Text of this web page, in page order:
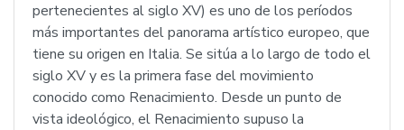
pertenecientes al siglo XV) es uno de los períodos
más importantes del panorama artístico europeo, que
tiene su origen en Italia. Se sitúa a lo largo de todo el
siglo XV y es la primera fase del movimiento
conocido como Renacimiento. Desde un punto de
vista ideológico, el Renacimiento supuso la